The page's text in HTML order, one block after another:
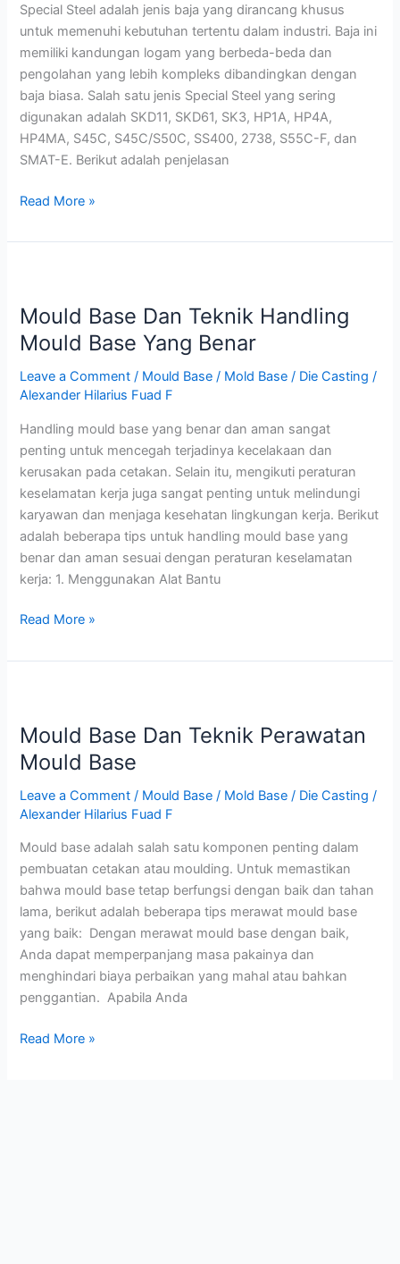
Special Steel adalah jenis baja yang dirancang khusus
untuk memenuhi kebutuhan tertentu dalam industri. Baja ini
memiliki kandungan logam yang berbeda-beda dan
pengolahan yang lebih kompleks dibandingkan dengan
baja biasa. Salah satu jenis Special Steel yang sering
digunakan adalah SKD11, SKD61, SK3, HP1A, HP4A,
HP4MA, S45C, S45C/S50C, SS400, 2738, S55C-F, dan
SMAT-E. Berikut adalah penjelasan
Read More »
Mould Base Dan Teknik Handling
Mould Base Yang Benar
Leave a Comment / Mould Base / Mold Base / Die Casting /
Alexander Hilarius Fuad F
Handling mould base yang benar dan aman sangat
penting untuk mencegah terjadinya kecelakaan dan
kerusakan pada cetakan. Selain itu, mengikuti peraturan
keselamatan kerja juga sangat penting untuk melindungi
karyawan dan menjaga kesehatan lingkungan kerja. Berikut
adalah beberapa tips untuk handling mould base yang
benar dan aman sesuai dengan peraturan keselamatan
kerja: 1. Menggunakan Alat Bantu
Dan
Teknik
Mould
Base
Yang
Benar
Read More »
Mould Base Dan Teknik Perawatan
Mould Base
Leave a Comment / Mould Base / Mold Base / Die Casting /
Alexander Hilarius Fuad F
Mould base adalah salah satu komponen penting dalam
pembuatan cetakan atau moulding. Untuk memastikan
bahwa mould base tetap berfungsi dengan baik dan tahan
lama, berikut adalah beberapa tips merawat mould base
yang baik: Dengan merawat mould base dengan baik,
Anda dapat memperpanjang masa pakainya dan
menghindari biaya perbaikan yang mahal atau bahkan
penggantian. Apabila Anda
Dan
Teknik
Mould
Base
Read More »